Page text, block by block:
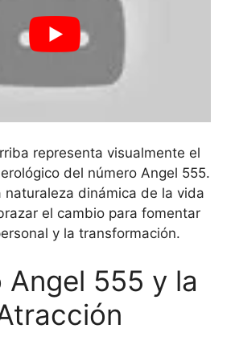
representa visualmente el
del número Angel 555.
naturaleza dinámica de la vida
el cambio para fomentar
y la transformación.
Angel 555 y la